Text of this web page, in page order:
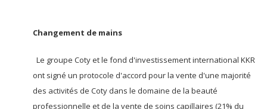
Changement de mains
Le groupe Coty et le fond d'investissement international KKR
ont signé un protocole d'accord pour la vente d'une majorité
des activités de Coty dans le domaine de la beauté
professionnelle et de la vente de soins capillaires (21% du